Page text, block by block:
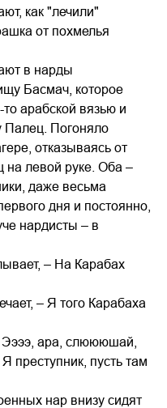
как "лечили"
от похмелья
в нарды
Басмач, которое
то арабской вязью и
Палец. Погоняло
отказываясь от
на левой руке. Оба –
даже весьма
дня и постоянно,
нардисты – в
– На Карабах
– Я того Карабаха
ара, слюююшай,
преступник, пусть там
нар внизу сидят